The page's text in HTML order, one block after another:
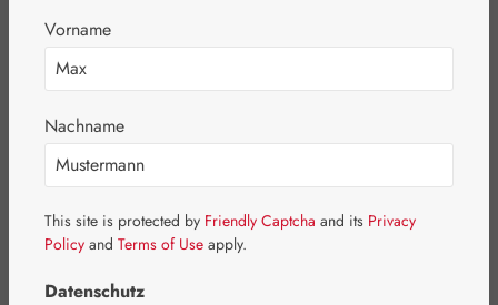
Bildergalerie überspringen
Vorname
Nachname
This site is protected by Friendly Captcha and its Privacy
Policy and Terms of Use apply.
Datenschutz